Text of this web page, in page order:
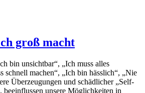
groß macht
bin unsichtbar“, „Ich muss alles
schnell machen“, „Ich bin hässlich“, „Nie
Überzeugungen und schädlicher „Self-
beeinflussen unsere Möglichkeiten in